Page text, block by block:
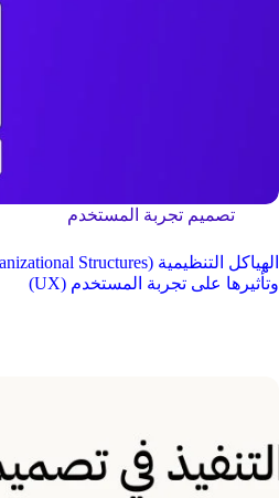
تصميم تجربة المستخدم
وتأثيرها على تجربة المستخدم (UX)